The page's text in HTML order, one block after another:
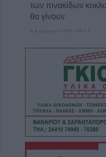
των πινακίδων
θα γίνουν
9 Αυγούστου 2026, 08:17
Την Κυριακή 9
Αθανάσιου Λαζαρίδη
9 Αυγούστου 2026, 08:05
Υψηλός κίνδυνος
(9/8) σε μεγάλο
της υπόλοιπης
8 Αυγούστου 2026, 22:58
Ανασύρθηκε χωρίς
ηλικιωμένος από